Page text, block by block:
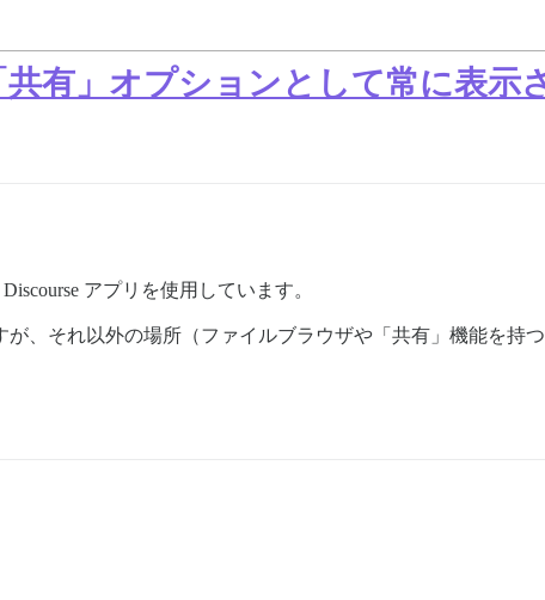
有」オプションとして常に表示
アプリを使用しています。
、それ以外の場所（ファイルブラウザや「共有」機能を持